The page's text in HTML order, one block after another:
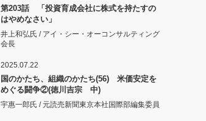
第203話 「投資育成会社に株式を持たすの
はやめなさい」
井上和弘氏 / アイ・シー・オーコンサルティング
会長
2025.07.22
国のかたち、組織のかたち(56) 米価安定を
めぐる闘争②(徳川吉宗 中)
宇惠一郎氏 / 元読売新聞東京本社国際部編集委員